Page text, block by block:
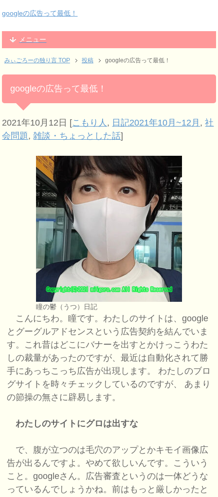
googleの広告って最低！
メニュー
みぃごろーの独り言 TOP 投稿 googleの広告って最低！
googleの広告って最低！
2021年10月12日 [こもり人 , 日記2021年10月~12月 ,社
会問題,雑談・ちょっとした話]
瞳の鬱（うつ）日記
こんにちわ。瞳です。わたしのサイトは、google
とグーグルアドセンスという広告契約を結んでいま
す。これ昔はどこにバナーを出すとかけっこうわた
しの裁量があったのですが、最近は自動化されて勝
手にあっちこっち広告が出現します。 わたしのブロ
グサイトを時々チェックしているのですが、 あまり
の節操の無さに辟易します。
わたしのサイトにグロは出すな
で、腹が立つのは毛穴のアップとかキモイ画像広
告が出るんですよ。やめて欲しいんです。こういう
こと。googleさん。広告審査というのは一体どうな
っているんでしょうかね。前はもっと厳しかったと